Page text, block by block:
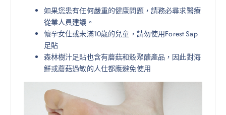
如果您患有任何嚴重的健康問題，請務必尋求醫療
從業人員建議。
懷孕女仕或未滿10歲的兒童，請勿使用Forest Sap
足貼
森林樹汁足貼也含有蘑菇和殼聚醣產品，因此對海
鮮或蘑菇過敏的人仕都應避免使用